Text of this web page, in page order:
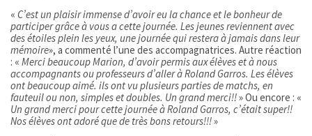
« C’est un plaisir immense d’avoir eu la chance et le bonheur de
participer grâce à vous a cette journée. Les jeunes reviennent avec
des étoiles plein les yeux, une journée qui restera à jamais dans leur
mémoire», a commenté l’une des accompagnatrices. Autre réaction
: « Merci beaucoup Marion, d’avoir permis aux élèves et à nous
accompagnants ou professeurs d’aller à Roland Garros. Les élèves
ont beaucoup aimé. ils ont vu plusieurs parties de matchs, en
fauteuil ou non, simples et doubles. Un grand merci!!» Ou encore : «
Un grand merci pour cette journée à Roland Garros, c’était super!!
Nos élèves ont adoré que de très bons retours!!!»